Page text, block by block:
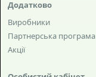
Додатково
Виробники
Партнерська програма
Акції